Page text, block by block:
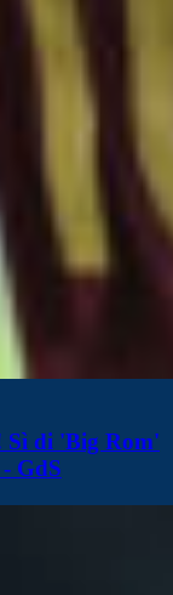
Sì di 'Big Rom'
GdS